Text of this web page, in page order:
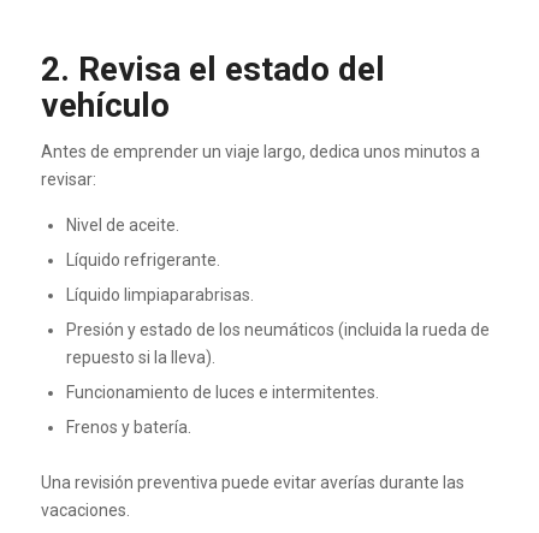
2. Revisa el estado del
vehículo
Antes de emprender un viaje largo, dedica unos minutos a
revisar:
Nivel de aceite.
Líquido refrigerante.
Líquido limpiaparabrisas.
Presión y estado de los neumáticos (incluida la rueda de
repuesto si la lleva).
Funcionamiento de luces e intermitentes.
Frenos y batería.
Una revisión preventiva puede evitar averías durante las
vacaciones.